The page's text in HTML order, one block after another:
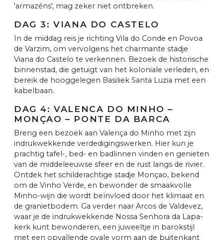
'armazéns', mag zeker niet ontbreken.
DAG 3: VIANA DO CASTELO
In de middag reis je richting Vila do Conde en Povoa
de Varzim, om vervolgens het charmante stadje
Viana do Castelo te verkennen. Bezoek de historische
binnenstad, die getuigt van het koloniale verleden, en
bereik de hooggelegen Basiliek Santa Luzia met een
kabelbaan.
DAG 4: VALENCA DO MINHO –
MONÇAO – PONTE DA BARCA
Breng een bezoek aan Valença do Minho met zijn
indrukwekkende verdedigingswerken. Hier kun je
prachtig tafel-, bed- en badlinnen vinden en genieten
van de middeleeuwse sfeer en de rust langs de rivier.
Ontdek het schilderachtige stadje Monçao, bekend
om de Vinho Verde, en bewonder de smaakvolle
Minho-wijn die wordt beïnvloed door het klimaat en
de granietbodem. Ga verder naar Arcos de Valdevez,
waar je de indrukwekkende Nossa Senhora da Lapa-
kerk kunt bewonderen, een juweeltje in barokstijl
met een opvallende ovale vorm aan de buitenkant